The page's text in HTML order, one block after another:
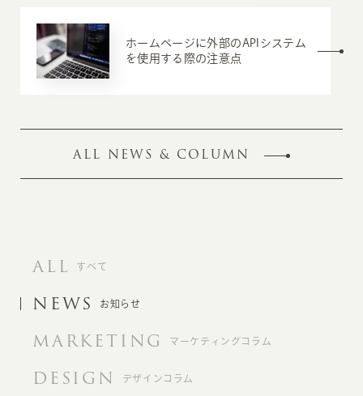
ホームページに外部のAPIシステム
を使用する際の注意点
ALL NEWS & COLUMN
ALL すべて
NEWS お知らせ
MARKETING マーケティングコラム
DESIGN デザインコラム